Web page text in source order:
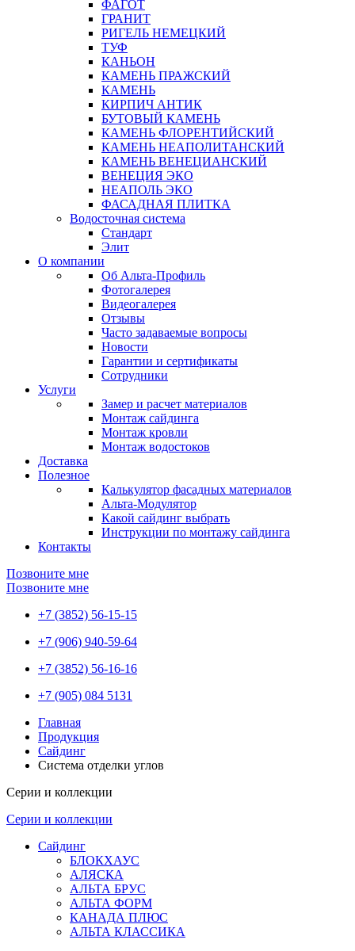
ФАГОТ
ГРАНИТ
РИГЕЛЬ НЕМЕЦКИЙ
ТУФ
КАНЬОН
КАМЕНЬ ПРАЖСКИЙ
КАМЕНЬ
КИРПИЧ АНТИК
БУТОВЫЙ КАМЕНЬ
КАМЕНЬ ФЛОРЕНТИЙСКИЙ
КАМЕНЬ НЕАПОЛИТАНСКИЙ
КАМЕНЬ ВЕНЕЦИАНСКИЙ
ВЕНЕЦИЯ ЭКО
НЕАПОЛЬ ЭКО
ФАСАДНАЯ ПЛИТКА
Водосточная система
Стандарт
Элит
О компании
Об Альта-Профиль
Фотогалерея
Видеогалерея
Отзывы
Часто задаваемые вопросы
Новости
Гарантии и сертификаты
Сотрудники
Услуги
Замер и расчет материалов
Монтаж сайдинга
Монтаж кровли
Монтаж водостоков
Доставка
Полезное
Калькулятор фасадных материалов
Альта-Модулятор
Какой сайдинг выбрать
Инструкции по монтажу сайдинга
Контакты
Позвоните мне
Позвоните мне
+7 (3852) 56-15-15
+7 (906) 940-59-64
+7 (3852) 56-16-16
+7 (905) 084 5131
Главная
Продукция
Сайдинг
Система отделки углов
Серии и коллекции
Серии и коллекции
Сайдинг
БЛОКХАУС
АЛЯСКА
АЛЬТА БРУС
АЛЬТА ФОРМ
КАНАДА ПЛЮС
АЛЬТА КЛАССИКА